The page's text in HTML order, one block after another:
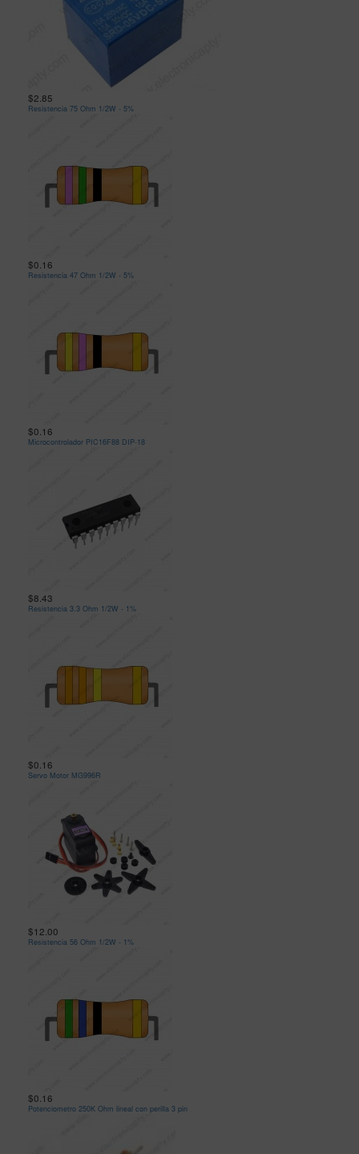
$2.85
Resistencia 75 Ohm 1/2W - 5%
$0.16
Resistencia 47 Ohm 1/2W - 5%
$0.16
Microcontrolador PIC16F88 DIP-18
$8.43
Resistencia 3.3 Ohm 1/2W - 1%
$0.16
Servo Motor MG996R
$12.00
Resistencia 56 Ohm 1/2W - 1%
$0.16
Potenciometro 250K Ohm lineal con perilla 3 pin